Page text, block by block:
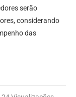
serão
considerando
das